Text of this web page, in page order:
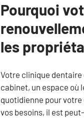
Pourquoi
les
Votre clinique dentaire
cabinet, un espace où
quotidienne pour votre
vos besoins, il est